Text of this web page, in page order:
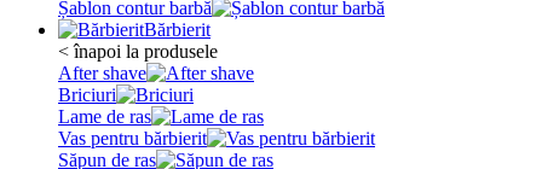
Șablon contur barbă
Bărbierit
< înapoi la produsele
After shave
Briciuri
Lame de ras
Vas pentru bărbierit
Săpun de ras